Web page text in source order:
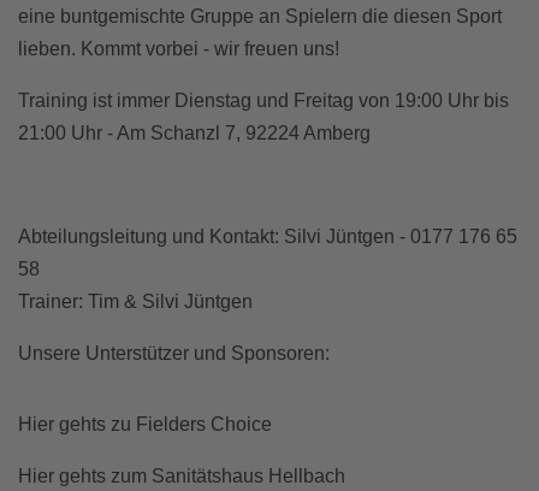
eine buntgemischte Gruppe an Spielern die diesen Sport
lieben. Kommt vorbei - wir freuen uns!
Training ist immer Dienstag und Freitag von 19:00 Uhr bis
21:00 Uhr - Am Schanzl 7, 92224 Amberg
Abteilungsleitung und Kontakt: Silvi Jüntgen - 0177 176 65
58
Trainer: Tim & Silvi Jüntgen
Unsere Unterstützer und Sponsoren:
Hier gehts zu Fielders Choice
Hier gehts zum Sanitätshaus Hellbach